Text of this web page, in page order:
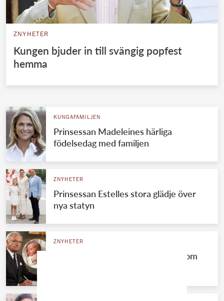
ZNYHETER
Kungen bjuder in till svängig popfest
hemma
KUNGAFAMILJEN
Prinsessan Madeleines härliga
födelsedag med familjen
ZNYHETER
Prinsessan Estelles stora glädje över
nya statyn
ZNYHETER
Kungafamiljens oväntade besked om